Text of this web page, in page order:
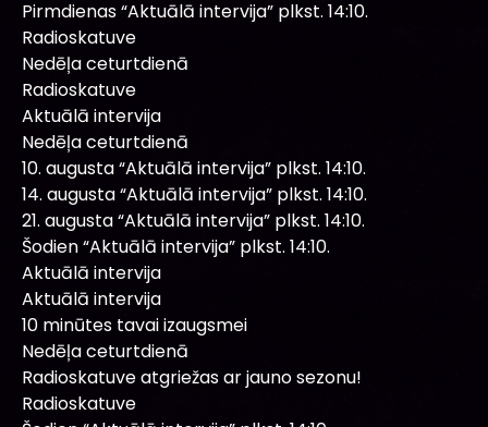
Pirmdienas “Aktuālā intervija” plkst. 14:10.
Radioskatuve
Nedēļa ceturtdienā
Radioskatuve
Aktuālā intervija
Nedēļa ceturtdienā
10. augusta “Aktuālā intervija” plkst. 14:10.
14. augusta “Aktuālā intervija” plkst. 14:10.
21. augusta “Aktuālā intervija” plkst. 14:10.
Šodien “Aktuālā intervija” plkst. 14:10.
Aktuālā intervija
Aktuālā intervija
10 minūtes tavai izaugsmei
Nedēļa ceturtdienā
Radioskatuve atgriežas ar jauno sezonu!
Radioskatuve